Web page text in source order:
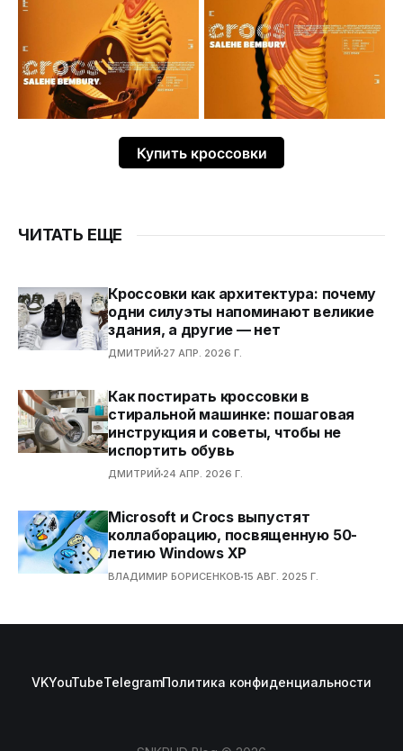
Купить кроссовки
ЧИТАТЬ ЕЩЕ
Кроссовки как архитектура: почему
одни силуэты напоминают великие
здания, а другие — нет
ДМИТРИЙ 27 АПР. 2026 Г.
Как постирать кроссовки в
стиральной машинке: пошаговая
инструкция и советы, чтобы не
испортить обувь
ДМИТРИЙ 24 АПР. 2026 Г.
Microsoft и Crocs выпустят
коллаборацию, посвященную 50-
летию Windows XP
ВЛАДИМИР БОРИСЕНКОВ 15 АВГ. 2025 Г.
VKYouTubeTelegramПолитика конфиденциальности